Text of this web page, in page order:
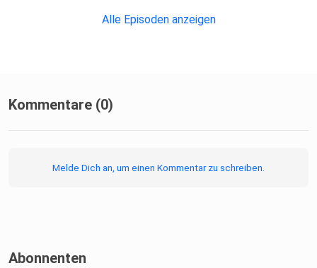
Alle Episoden anzeigen
Kommentare (0)
Melde Dich an, um einen Kommentar zu schreiben.
Abonnenten